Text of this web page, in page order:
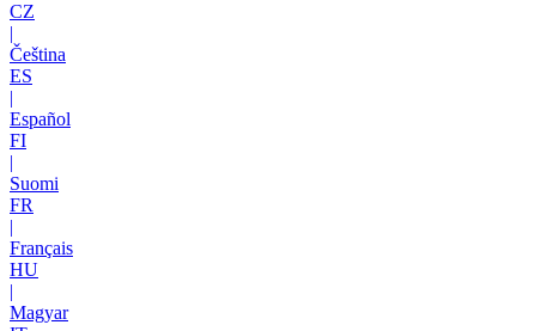
CZ
|
Čeština
ES
|
Español
FI
|
Suomi
FR
|
Français
HU
|
Magyar